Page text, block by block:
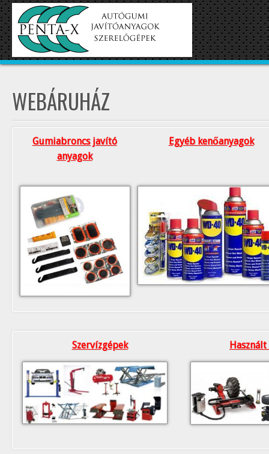
WEBÁRUHÁZ
Gumiabroncs javító
anyagok
Egyéb kenőanyagok
Szervízgépek